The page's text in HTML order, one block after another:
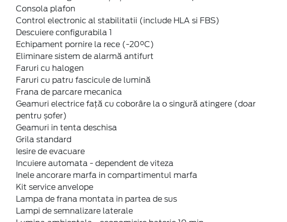
Consola plafon
Control electronic al stabilitatii (include HLA si FBS)
Descuiere configurabila 1
Echipament pornire la rece (-20°C)
Eliminare sistem de alarmă antifurt
Faruri cu halogen
Faruri cu patru fascicule de lumină
Frana de parcare mecanica
Geamuri electrice faţă cu coborâre la o singură atingere (doar
pentru șofer)
Geamuri in tenta deschisa
Grila standard
Iesire de evacuare
Incuiere automata - dependent de viteza
Inele ancorare marfa in compartimentul marfa
Kit service anvelope
Lampa de frana montata in partea de sus
Lampi de semnalizare laterale